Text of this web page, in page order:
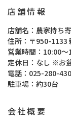
店舗情報
店舗名
農家持ち
住所
〒950-1133
営業時間
10:00～
定休日
なし ※お
電話
025-280-
駐車場
約30台
会社概要